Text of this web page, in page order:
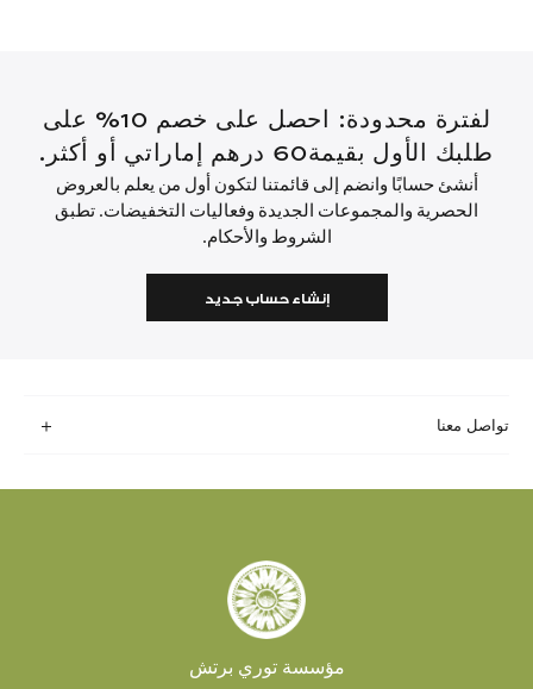
لفترة محدودة: احصل على خصم 10% على
طلبك الأول بقيمة60 درهم إماراتي أو أكثر.
أنشئ حسابًا وانضم إلى قائمتنا لتكون أول من يعلم بالعروض
الحصرية والمجموعات الجديدة وفعاليات التخفيضات. تطبق
الشروط والأحكام.
إنشاء حساب جديد
تواصل معنا
مؤسسة توري برتش